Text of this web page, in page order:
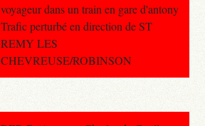
voyageur dans un train en gare d'antony
Trafic perturbé en direction de ST
REMY LES
CHEVREUSE/ROBINSON